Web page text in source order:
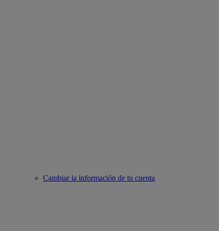
Cambiar la información de tu cuenta